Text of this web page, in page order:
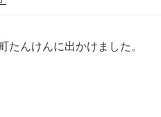
たんけんに出かけました。